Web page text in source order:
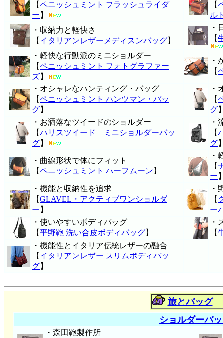
【ペニッシュミント フラッシュライダ
ー 】
【
ル
・収納力と軽快さ
【 イタリアンレザーメディスンバッグ】
・
【
・軽快な行動派のミニショルダー
【ペニッシュミント フォトグラファー
ズ】
・
【
・オシャレなハンティング・バッグ
【ペニッシュミント ハンツマン・バッ
グ】
・
【
グ
・お洒落なツイードのショルダー
【ハリスツイード ミニショルダーバッ
グ】
・
【
グ
・曲線形状で体にフィット
【ペニッシュミント ハーフムーン 】
・
【
ー
・機能と収納性を追求
【GLAVEL・アクティブワンショルダ
ー 】
・
【
ー
・使いやすいボディバッグ
【平野鞄 洗い合皮ボディバッグ】
・
【
・機能性とイタリア伝統レザーの融合
【 イタリアンレザー スリムボディバッ
グ】
旅とバッグ
ショルダーバ
・森田鞄製作所